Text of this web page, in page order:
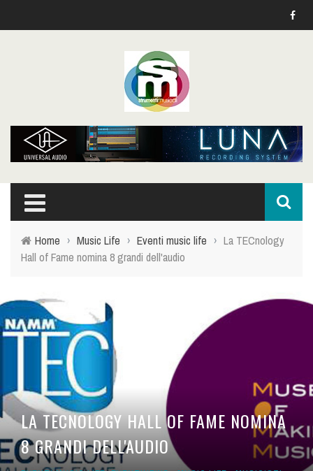
Home › Music Life › Eventi music life › La TECnology
Hall of Fame nomina 8 grandi dell'audio
LA TECNOLOGY HALL OF FAME NOMINA
8 GRANDI DELL'AUDIO